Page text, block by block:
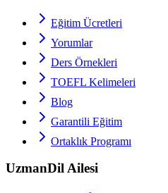
Eğitim Ücretleri
Yorumlar
Ders Örnekleri
TOEFL Kelimeleri
Blog
Garantili Eğitim
Ortaklık Programı
UzmanDil Ailesi